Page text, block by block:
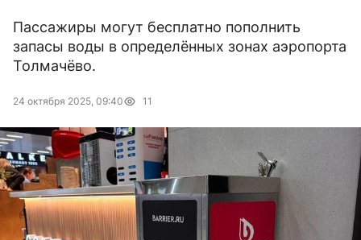
Пассажиры могут бесплатно пополнить
запасы воды в определённых зонах аэропорта
Толмачёво.
24 октября 2025, 09:40 11